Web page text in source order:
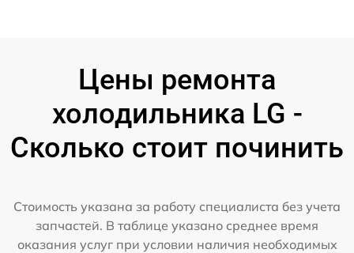
Цены ремонта
холодильника LG -
Сколько стоит починить
Стоимость указана за работу специалиста без учета
запчастей. В таблице указано среднее время
оказания услуг при условии наличия необходимых